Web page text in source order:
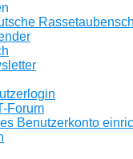
Forum
Benutzerkonto